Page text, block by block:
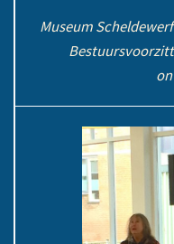
Museum